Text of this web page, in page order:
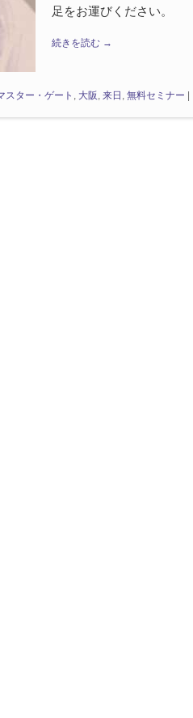
足をお運びください。
続きを読む →
スター・ゲート 大阪 来日 無料セミナー |